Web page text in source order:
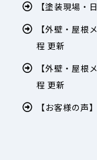
【塗装現場・
【外壁・屋根
程 更新
【外壁・屋根
程 更新
【お客様の声